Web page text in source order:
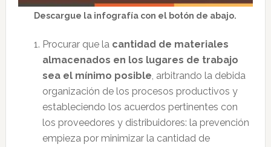
Descargue la infografía con el botón de abajo.
Procurar que la cantidad de materiales
almacenados en los lugares de trabajo
sea el mínimo posible, arbitrando la debida
organización de los procesos productivos y
estableciendo los acuerdos pertinentes con
los proveedores y distribuidores: la prevención
empieza por minimizar la cantidad de